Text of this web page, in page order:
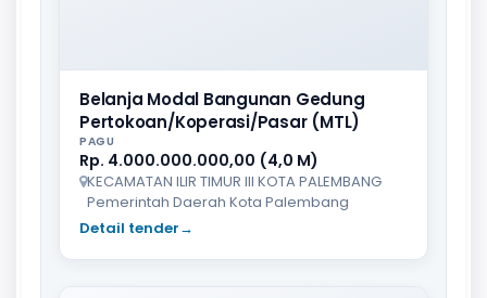
Belanja Modal Bangunan Gedung
Pertokoan/Koperasi/Pasar (MTL)
PAGU
Rp. 4.000.000.000,00 (4,0 M)
KECAMATAN ILIR TIMUR III KOTA PALEMBANG
Pemerintah Daerah Kota Palembang
Detail tender→